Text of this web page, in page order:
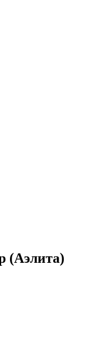
(Аэлита)